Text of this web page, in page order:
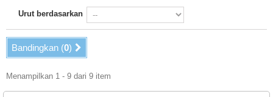
Urut berdasarkan
Bandingkan (0)
Menampilkan 1 - 9 dari 9 item